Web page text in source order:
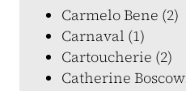
Carmelo Bene (2)
Carnaval (1)
Cartoucherie (2)
Catherine